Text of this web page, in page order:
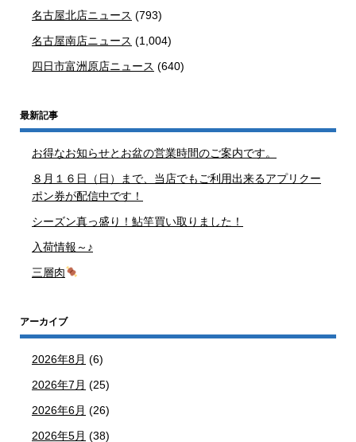
名古屋北店ニュース (793)
名古屋南店ニュース (1,004)
四日市富洲原店ニュース (640)
最新記事
お得なお知らせとお盆の営業時間のご案内です。
８月１６日（日）まで、当店でもご利用出来るアプリクー
ポン券が配信中です！
シーズン真っ盛り！鮎竿買い取りました！
入荷情報～♪
三層肉
アーカイブ
2026年8月 (6)
2026年7月 (25)
2026年6月 (26)
2026年5月 (38)